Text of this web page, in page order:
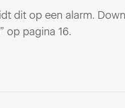
dit op een alarm.
op pagina 16.